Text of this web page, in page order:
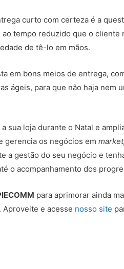
curto com certeza é a
tempo reduzido que o
de tê-lo em mãos.
em bons meios de entrega,
ágeis, para que não haja nem
a sua loja durante o Natal e
gerencia os negócios em
a gestão do seu negócio e
o acompanhamento dos
para aprimorar ainda
. Aproveite e acesse nosso site